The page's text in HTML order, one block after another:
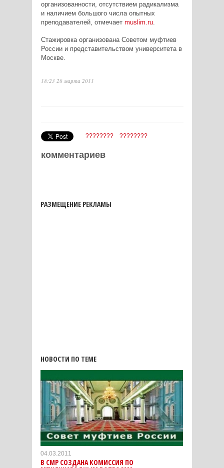
организованности, отсутствием радикализма
и наличием большого числа опытных
преподавателей, отмечает muslim.ru.
Стажировка организована Советом муфтиев
России и представительством университета в
Москве.
18:23 28 марта 2011
???????? ????????
комментариев
РАЗМЕЩЕНИЕ РЕКЛАМЫ
НОВОСТИ ПО ТЕМЕ
04.03.2011
В СМР СОЗДАНА КОМИССИЯ ПО